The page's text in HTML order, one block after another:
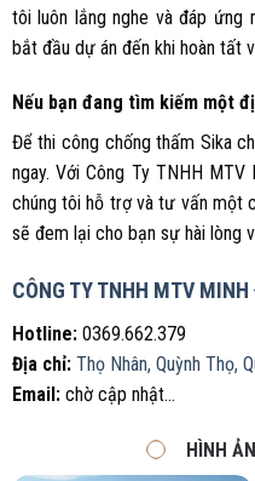
tôi luôn lắng nghe và đáp ứng
bắt đầu dự án đến khi hoàn tất
Nếu bạn đang tìm kiếm một
Để thi công chống thấm Sika
ngay. Với Công Ty TNHH
chúng tôi hỗ trợ và tư vấn một
sẽ đem lại cho bạn sự hài lòng
CÔNG TY TNHH MTV MINH
Hotline:0369.662.379
Địa chỉ: Thọ Nhân, Quỳnh Thọ,
Email:chờ cập nhật…
HÌNH